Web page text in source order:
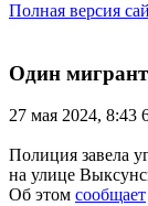
Полная версия
Один
27 мая 2024, 8:43
Полиция завела
на улице
Об этом сообщает